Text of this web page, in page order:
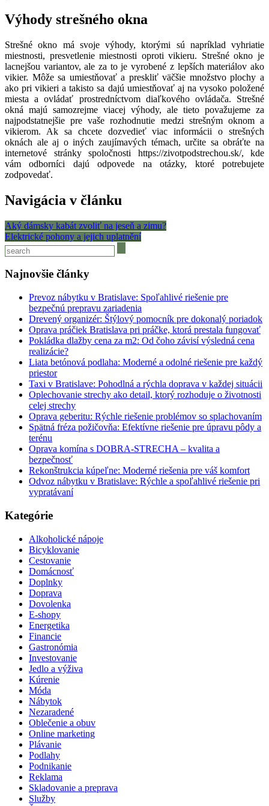
Výhody strešného okna
Strešné okno má svoje výhody, ktorými sú napríklad vyhriatie
miestnosti, presvetlenie miestnosti oproti vikieru. Strešné okno je
lacnejšou variantov, ale za to je vyrobené z lepších materiálov ako
vikier. Môže sa umiestňovať a preskliť väčšie množstvo plochy a
ako pri vikieri a takisto sa dajú umiestňovať aj na vysoko položené
miesta a ovládať prostredníctvom diaľkového ovládača. Strešné
okná majú samozrejme viacej výhody, ale tieto považujeme za
najpodstatnejšie pre vaše rozhodnutie medzi strešným oknom a
vikierom. Ak sa chcete dozvedieť viac informácii o strešných
oknách ale aj o iných zaujímavých témach, určite sa obráťte na
internetové stránky spoločnosti
https://zivotpodstrechou.sk/, kde
vám odborníci dajú odpovede na otázky, ktoré potrebujete
zodpovedať.
Navigácia v článku
Aký dámsky kabát zvoliť na jeseň a zimu?
Elektrické pohony a jejich uplatnění
Najnovšie články
Prevoz nábytku v Bratislave: Spoľahlivé riešenie pre
bezpečnú prepravu zariadenia
Drevený organizér: Štýlový pomocník pre dokonalý poriadok
Oprava práčiek Bratislava pri práčke, ktorá prestala fungovať
Pokládka dlažby cena za m2: Od čoho závisí výsledná cena
realizácie?
Liata betónová podlaha: Moderné a odolné riešenie pre každý
priestor
Taxi v Bratislave: Pohodlná a rýchla doprava v každej situácii
Oplechovanie strechy ako detail, ktorý rozhoduje o životnosti
celej strechy
Oprava geberitu: Rýchle riešenie problémov so splachovaním
Spätná fréza požičovňa: Efektívne riešenie pre úpravu pôdy a
terénu
Oprava komína s DOBRA-STRECHA – kvalita a
bezpečnosť
Rekonštrukcia kúpeľne: Moderné riešenia pre váš komfort
Odvoz nábytku v Bratislave: Rýchle a spoľahlivé riešenie pri
vypratávaní
Kategórie
Alkoholické nápoje
Bicyklovanie
Cestovanie
Domácnosť
Doplnky
Doprava
Dovolenka
E-shopy
Energetika
Financie
Gastronómia
Investovanie
Jedlo a výživa
Kúrenie
Móda
Nábytok
Nezaradené
Oblečenie a obuv
Online marketing
Plávanie
Podlahy
Podnikanie
Reklama
Skladovanie a preprava
Služby